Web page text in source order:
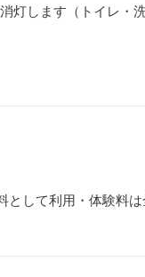
灯します（トイレ・
処理します。オプシ
して利用・体験料は